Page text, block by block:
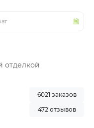
отделкой
6021 заказов
472 отзывов